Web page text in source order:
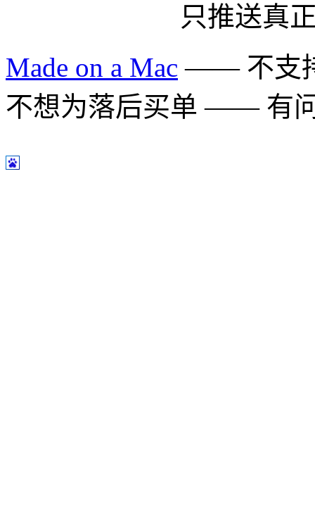
只推送真
Made on a Mac —— 不支
不想为落后买单 —— 有